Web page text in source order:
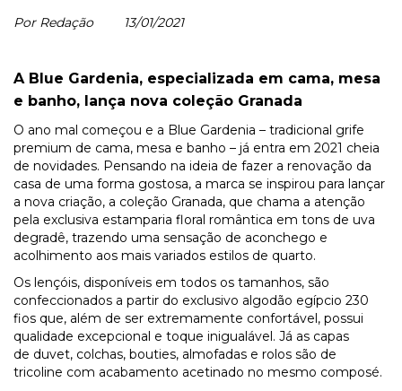
Por Redação 13/01/2021
A Blue Gardenia, especializada em cama, mesa
e banho, lança nova coleção Granada
O ano mal começou e a Blue Gardenia – tradicional grife
premium de cama, mesa e banho – já entra em 2021 cheia
de novidades. Pensando na ideia de fazer a renovação da
casa de uma forma gostosa, a marca se inspirou para lançar
a nova criação, a coleção Granada, que chama a atenção
pela exclusiva estamparia floral romântica em tons de uva
degradê, trazendo uma sensação de aconchego e
acolhimento aos mais variados estilos de quarto.
Os lençóis, disponíveis em todos os tamanhos, são
confeccionados a partir do exclusivo algodão egípcio 230
fios que, além de ser extremamente confortável, possui
qualidade excepcional e toque inigualável. Já as capas
de duvet, colchas, bouties, almofadas e rolos são de
tricoline com acabamento acetinado no mesmo composé.